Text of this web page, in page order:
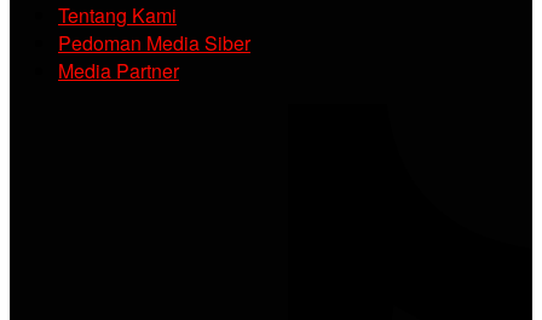
Tentang Kami
Pedoman Media Siber
Media Partner